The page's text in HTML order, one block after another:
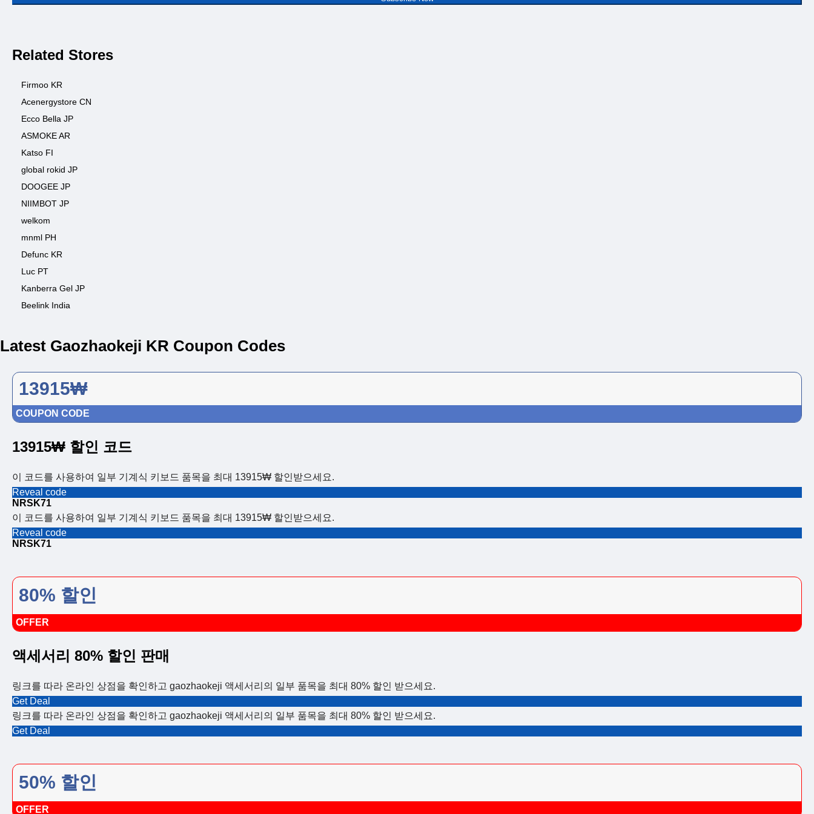
Related Stores
Firmoo KR
Acenergystore CN
Ecco Bella JP
ASMOKE AR
Katso FI
global rokid JP
DOOGEE JP
NIIMBOT JP
welkom
mnml PH
Defunc KR
Luc PT
Kanberra Gel JP
Beelink India
Latest Gaozhaokeji KR Coupon Codes
13915₩
COUPON CODE
13915₩ 할인 코드
이 코드를 사용하여 일부 기계식 키보드 품목을 최대 13915₩ 할인받으세요.
Reveal code
NRSK71
이 코드를 사용하여 일부 기계식 키보드 품목을 최대 13915₩ 할인받으세요.
Reveal code
NRSK71
80% 할인
OFFER
액세서리 80% 할인 판매
링크를 따라 온라인 상점을 확인하고 gaozhaokeji 액세서리의 일부 품목을 최대 80% 할인 받으세요.
Get Deal
링크를 따라 온라인 상점을 확인하고 gaozhaokeji 액세서리의 일부 품목을 최대 80% 할인 받으세요.
Get Deal
50% 할인
OFFER